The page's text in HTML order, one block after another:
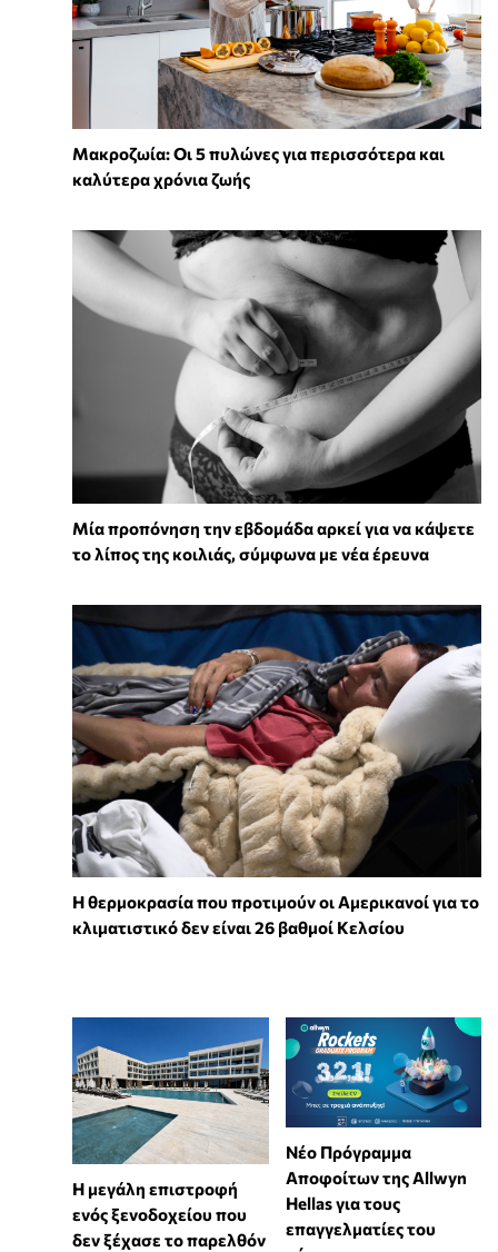
Mακροζωία: Οι 5 πυλώνες για περισσότερα και
καλύτερα χρόνια ζωής
Μία προπόνηση την εβδομάδα αρκεί για να κάψετε
το λίπος της κοιλιάς, σύμφωνα με νέα έρευνα
Η θερμοκρασία που προτιμούν οι Αμερικανοί για το
κλιματιστικό δεν είναι 26 βαθμοί Κελσίου
Η μεγάλη επιστροφή
ενός ξενοδοχείου που
δεν ξέχασε το παρελθόν
Νέο Πρόγραμμα
Αποφοίτων της Allwyn
Hellas για τους
επαγγελματίες του